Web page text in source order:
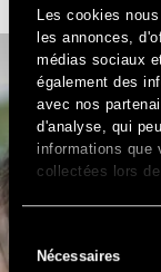
Les cookies
les annonces,
médias sociaux
également des
avec nos
d'analyse, qui
informations que
collectées lors
duNécessaires